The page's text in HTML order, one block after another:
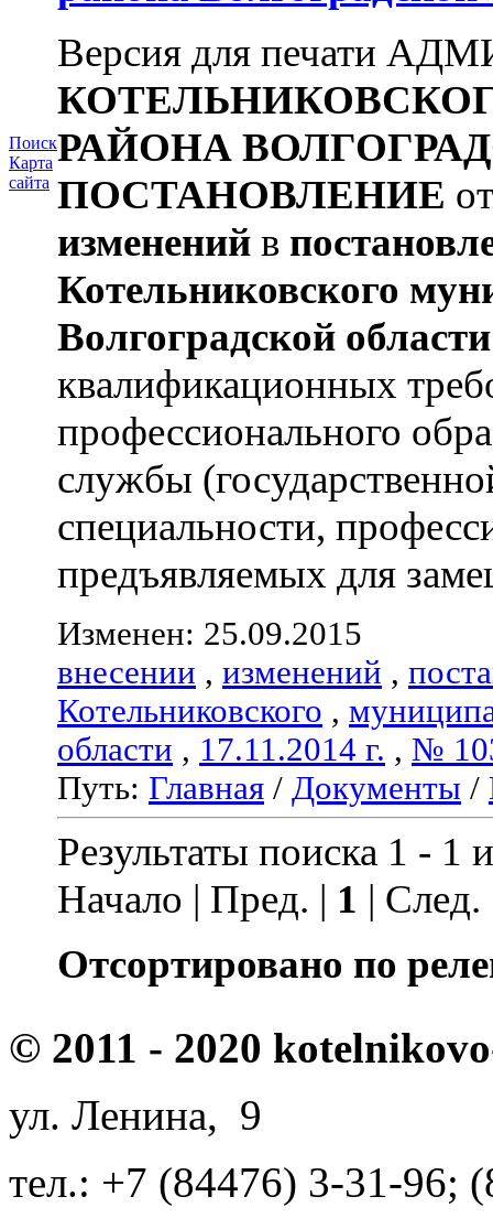
Поиск
Карта
сайта
Версия для печати
РАЙОНА
ПОСТАНОВЛЕНИЕ
изменений в
Котельниковского
Волгоградской области
квалификационных
профессионального
службы
специальности,
предъявляемых для
Изменен: 25.09.2015
внесении , изменений ,
Котельниковского ,
области , 17.11.2014 г. , №
Путь: Главная / Документы /
Результаты поиска 1 - 1
Начало | Пред. | 1 |
Отсортировано по
© 2011 - 2020
ул. Ленина, 9
тел.: +7 (84476) 3-31-96;